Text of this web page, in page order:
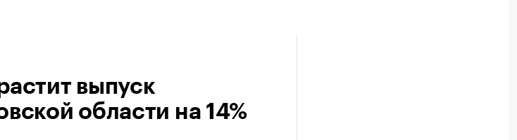
выпуск
области на 14%